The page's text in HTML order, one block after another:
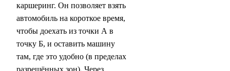
каршеринг. Он позволяет взять
автомобиль на короткое время,
чтобы доехать из точки А в
точку Б, и оставить машину
там, где это удобно (в пределах